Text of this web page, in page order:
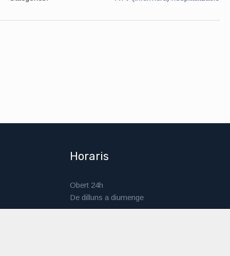
Horaris
Obert 24h
De dilluns a diumenge